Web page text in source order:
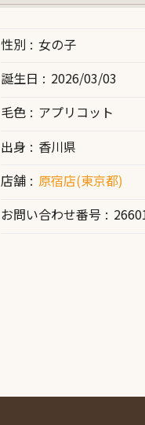
性別
女の子
誕生日
2026/03/03
毛色
アプリコット
出身
香川県
店舗
原宿店(東京都)
お問い合わせ番号